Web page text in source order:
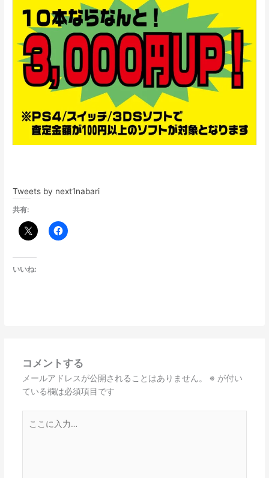
Tweets by next1nabari
共有:
いいね:
コメントする
メールアドレスが公開されることはありません。 ※ が付い
ている欄は必須項目です